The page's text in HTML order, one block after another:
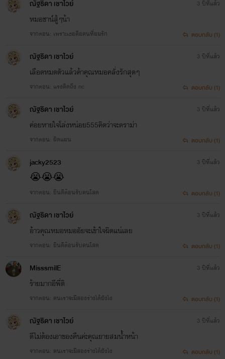
ณัฐ​ธิดา​ เชาไว​ย์​
หมอชาน์สู้ๆน้า
จากตอน: เพราะเธอคือคนที่ผมรัก
3 ปีที่แล้ว
ตอบกลับ (1)
ณัฐ​ธิดา​ เชาไว​ย์​
เลือดหมดตัวแล้วค้าคุณ​หมอคลั่งรักสุดๆ
จากตอน: แรงคิดถึง nc
3 ปีที่แล้ว
ตอบกลับ (1)
ณัฐ​ธิดา​ เชาไว​ย์​
ค่อยหายใจโล่งหน่อย555คิดว่าจะดราม่า
จากตอน: ผิดแผน
3 ปีที่แล้ว
ตอบกลับ (1)
jacky2523
😭😭😭
จากตอน: ยินดีต้อนรับคนโสด
3 ปีที่แล้ว
ตอบกลับ (1)
ณัฐ​ธิดา​ เชาไว​ย์​
อ้าวคุณ​หมอหมออัยจะเข้าใจผิดแน่เลย
จากตอน: ยินดีต้อนรับคนโสด
3 ปีที่แล้ว
ตอบกลับ (1)
MisssmilE
ร้ายมากอีพี่ติ
จากตอน: คนเราจะมีสองร่างได้ยังไง
3 ปีที่แล้ว
ตอบกลับ (1)
ณัฐ​ธิดา​ เชาไว​ย์​
ดีไม่ต้องเอาของคืนค่ะคุณ​ยายสมน้ำหน้า
จากตอน: คนเราจะมีสองร่างได้ยังไง
3 ปีที่แล้ว
ตอบกลับ (1)